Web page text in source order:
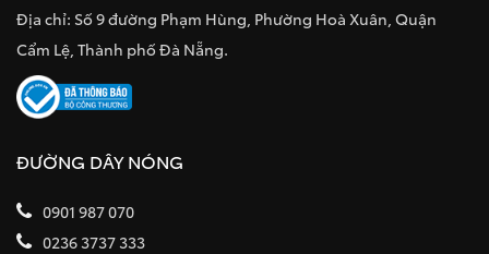
Địa chỉ: Số 9 đường Phạm Hùng, Phường Hoà Xuân, Quận
Cẩm Lệ, Thành phố Đà Nẵng.
ĐƯỜNG DÂY NÓNG
0901 987 070
0236 3737 333